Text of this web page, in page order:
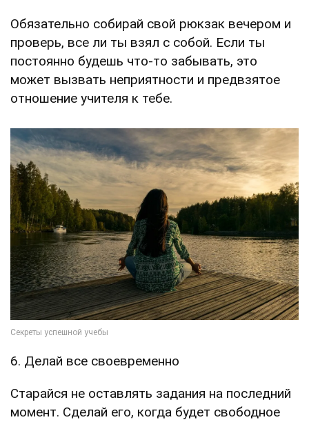
Обязательно собирай свой рюкзак вечером и
проверь, все ли ты взял с собой. Если ты
постоянно будешь что-то забывать, это
может вызвать неприятности и предвзятое
отношение учителя к тебе.
6. Делай все своевременно
Старайся не оставлять задания на последний
момент. Сделай его, когда будет свободное